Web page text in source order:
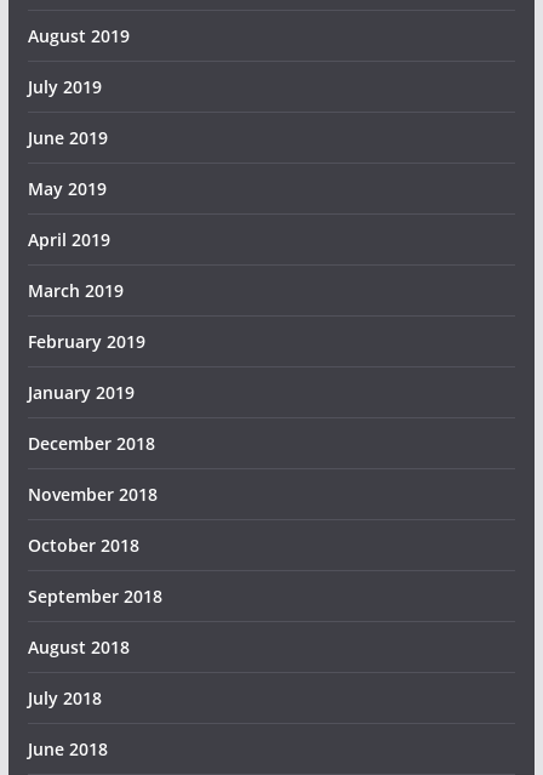
August 2019
July 2019
June 2019
May 2019
April 2019
March 2019
February 2019
January 2019
December 2018
November 2018
October 2018
September 2018
August 2018
July 2018
June 2018